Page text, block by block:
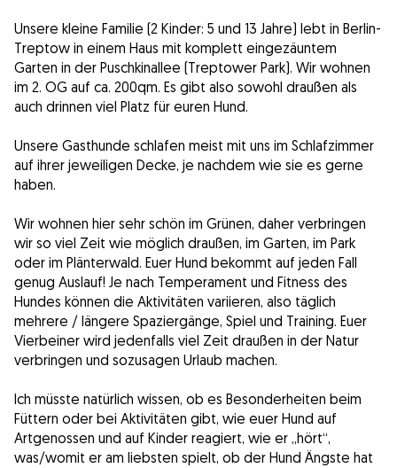
Unsere kleine Familie (2 Kinder: 5 und 13 Jahre) lebt in Berlin-
Treptow in einem Haus mit komplett eingezäuntem
Garten in der Puschkinallee (Treptower Park). Wir wohnen
im 2. OG auf ca. 200qm. Es gibt also sowohl draußen als
auch drinnen viel Platz für euren Hund.
Unsere Gasthunde schlafen meist mit uns im Schlafzimmer
auf ihrer jeweiligen Decke, je nachdem wie sie es gerne
haben.
Wir wohnen hier sehr schön im Grünen, daher verbringen
wir so viel Zeit wie möglich draußen, im Garten, im Park
oder im Plänterwald. Euer Hund bekommt auf jeden Fall
genug Auslauf! Je nach Temperament und Fitness des
Hundes können die Aktivitäten variieren, also täglich
mehrere / längere Spaziergänge, Spiel und Training. Euer
Vierbeiner wird jedenfalls viel Zeit draußen in der Natur
verbringen und sozusagen Urlaub machen.
Ich müsste natürlich wissen, ob es Besonderheiten beim
Füttern oder bei Aktivitäten gibt, wie euer Hund auf
Artgenossen und auf Kinder reagiert, wie er „hört“,
was/womit er am liebsten spielt, ob der Hund Ängste hat